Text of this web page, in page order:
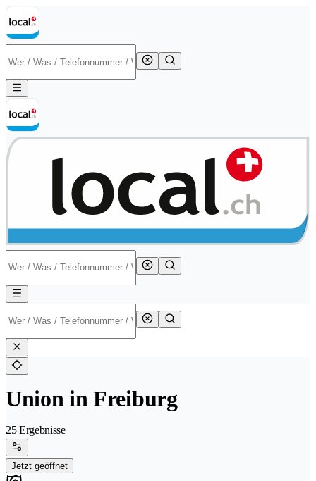
Union in Freiburg
25 Ergebnisse
Jetzt geöffnet